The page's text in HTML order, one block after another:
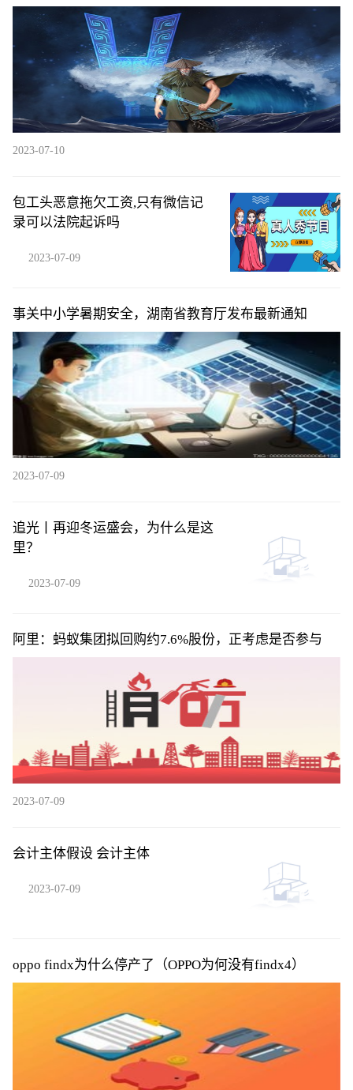
2023-07-10
包工头恶意拖欠工资,只有微信记
录可以法院起诉吗
2023-07-09
事关中小学暑期安全，湖南省教育厅发布最新通知
2023-07-09
追光丨再迎冬运盛会，为什么是这
里？
2023-07-09
阿里：蚂蚁集团拟回购约7.6%股份，正考虑是否参与
2023-07-09
会计主体假设 会计主体
2023-07-09
oppo findx为什么停产了（OPPO为何没有findx4）